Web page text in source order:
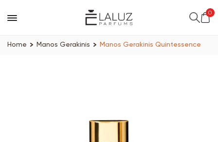
0
Home Manos Gerakinis Manos Gerakinis Quintessence